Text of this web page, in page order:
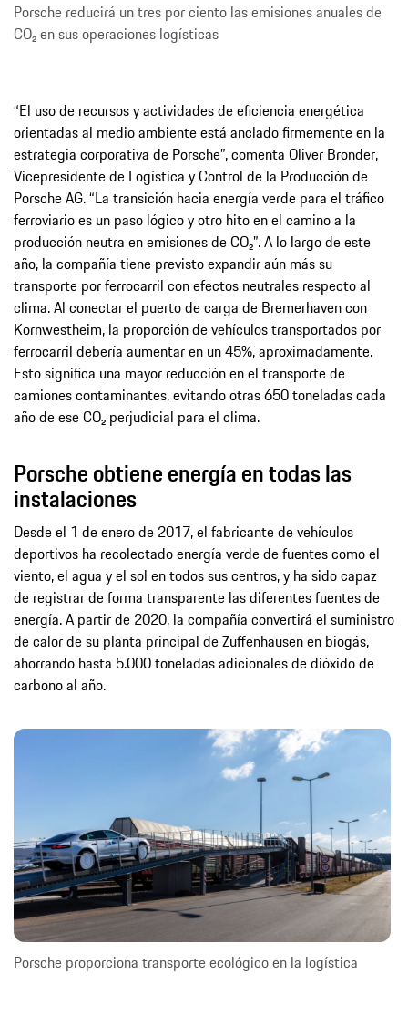
Porsche reducirá un tres por ciento las emisiones anuales de
CO₂ en sus operaciones logísticas
“El uso de recursos y actividades de eficiencia energética
orientadas al medio ambiente está anclado firmemente en la
estrategia corporativa de Porsche”, comenta Oliver Bronder,
Vicepresidente de Logística y Control de la Producción de
Porsche AG. “La transición hacia energía verde para el tráfico
ferroviario es un paso lógico y otro hito en el camino a la
producción neutra en emisiones de CO₂”. A lo largo de este
año, la compañía tiene previsto expandir aún más su
transporte por ferrocarril con efectos neutrales respecto al
clima. Al conectar el puerto de carga de Bremerhaven con
Kornwestheim, la proporción de vehículos transportados por
ferrocarril debería aumentar en un 45%, aproximadamente.
Esto significa una mayor reducción en el transporte de
camiones contaminantes, evitando otras 650 toneladas cada
año de ese CO₂ perjudicial para el clima.
Porsche obtiene energía en todas las
instalaciones
Desde el 1 de enero de 2017, el fabricante de vehículos
deportivos ha recolectado energía verde de fuentes como el
viento, el agua y el sol en todos sus centros, y ha sido capaz
de registrar de forma transparente las diferentes fuentes de
energía. A partir de 2020, la compañía convertirá el suministro
de calor de su planta principal de Zuffenhausen en biogás,
ahorrando hasta 5.000 toneladas adicionales de dióxido de
carbono al año.
Porsche proporciona transporte ecológico en la logística